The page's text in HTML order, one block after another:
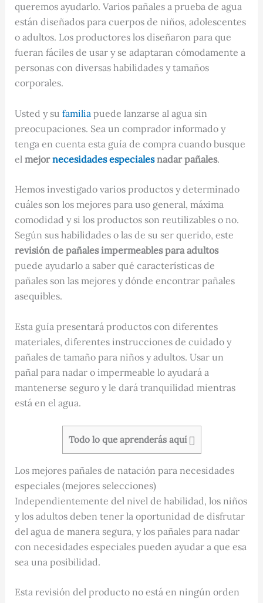
queremos ayudarlo. Varios pañales a prueba de agua
están diseñados para cuerpos de niños, adolescentes
o adultos. Los productores los diseñaron para que
fueran fáciles de usar y se adaptaran cómodamente a
personas con diversas habilidades y tamaños
corporales.
Usted y su familia puede lanzarse al agua sin
preocupaciones. Sea un comprador informado y
tenga en cuenta esta guía de compra cuando busque
el mejornecesidades especialesnadar pañales.
Hemos investigado varios productos y determinado
cuáles son los mejores para uso general, máxima
comodidad y si los productos son reutilizables o no.
Según sus habilidades o las de su ser querido, este
revisión de pañales impermeables para adultos
puede ayudarlo a saber qué características de
pañales son las mejores y dónde encontrar pañales
asequibles.
Esta guía presentará productos con diferentes
materiales, diferentes instrucciones de cuidado y
pañales de tamaño para niños y adultos. Usar un
pañal para nadar o impermeable lo ayudará a
mantenerse seguro y le dará tranquilidad mientras
está en el agua.
Todo lo que aprenderás aquí []
Los mejores pañales de natación para necesidades
especiales (mejores selecciones)
Independientemente del nivel de habilidad, los niños
y los adultos deben tener la oportunidad de disfrutar
del agua de manera segura, y los pañales para nadar
con necesidades especiales pueden ayudar a que esa
sea una posibilidad.
Esta revisión del producto no está en ningún orden